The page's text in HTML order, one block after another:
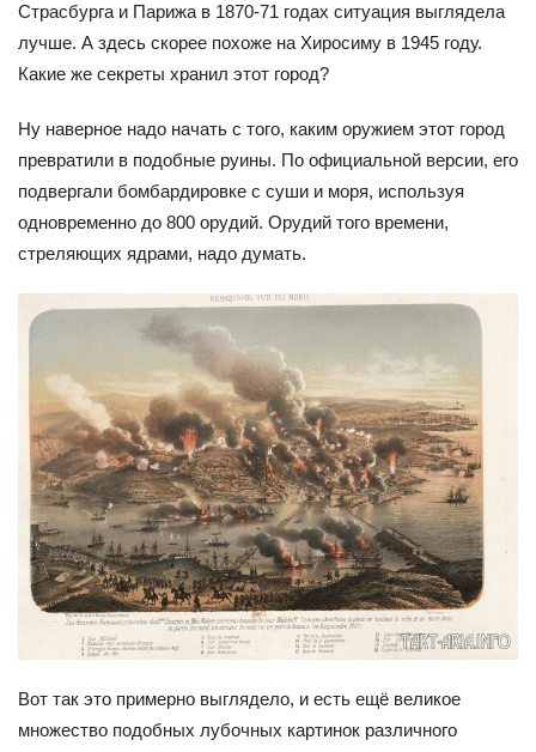
Страсбурга и Парижа в 1870-71 годах ситуация выглядела
лучше. А здесь скорее похоже на Хиросиму в 1945 году.
Какие же секреты хранил этот город?
Ну наверное надо начать с того, каким оружием этот город
превратили в подобные руины. По официальной версии, его
подвергали бомбардировке с суши и моря, используя
одновременно до 800 орудий. Орудий того времени,
стреляющих ядрами, надо думать.
Вот так это примерно выглядело, и есть ещё великое
множество подобных лубочных картинок различного